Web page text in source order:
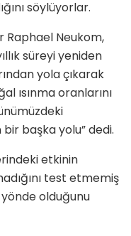
söylüyorlar.
Raphael Neukom,
süreyi yeniden
yola çıkarak
ısınma oranlarını
bir başka yolu” dedi.
etkinin
test etmemiş
olduğunu